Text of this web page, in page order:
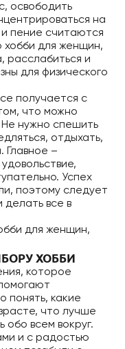
освободить
на
пение считаются
хобби для женщин,
расслабиться и
для физического
получается с
что можно
нужно спешить
отдыхать,
Главное –
Успех
поэтому следует
делать все в
для женщин,
ХОББИ
которое
понять, какие
что лучше
обо всем вокруг.
и с радостью